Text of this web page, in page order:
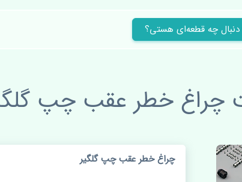
دنبال چه قطعه‌ای هستی؟
چراغ خطر عقب چپ
چراغ خطر عقب چپ گلگیر